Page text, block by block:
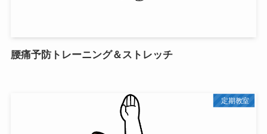
腰痛予防トレーニング＆ストレッチ
定期教室